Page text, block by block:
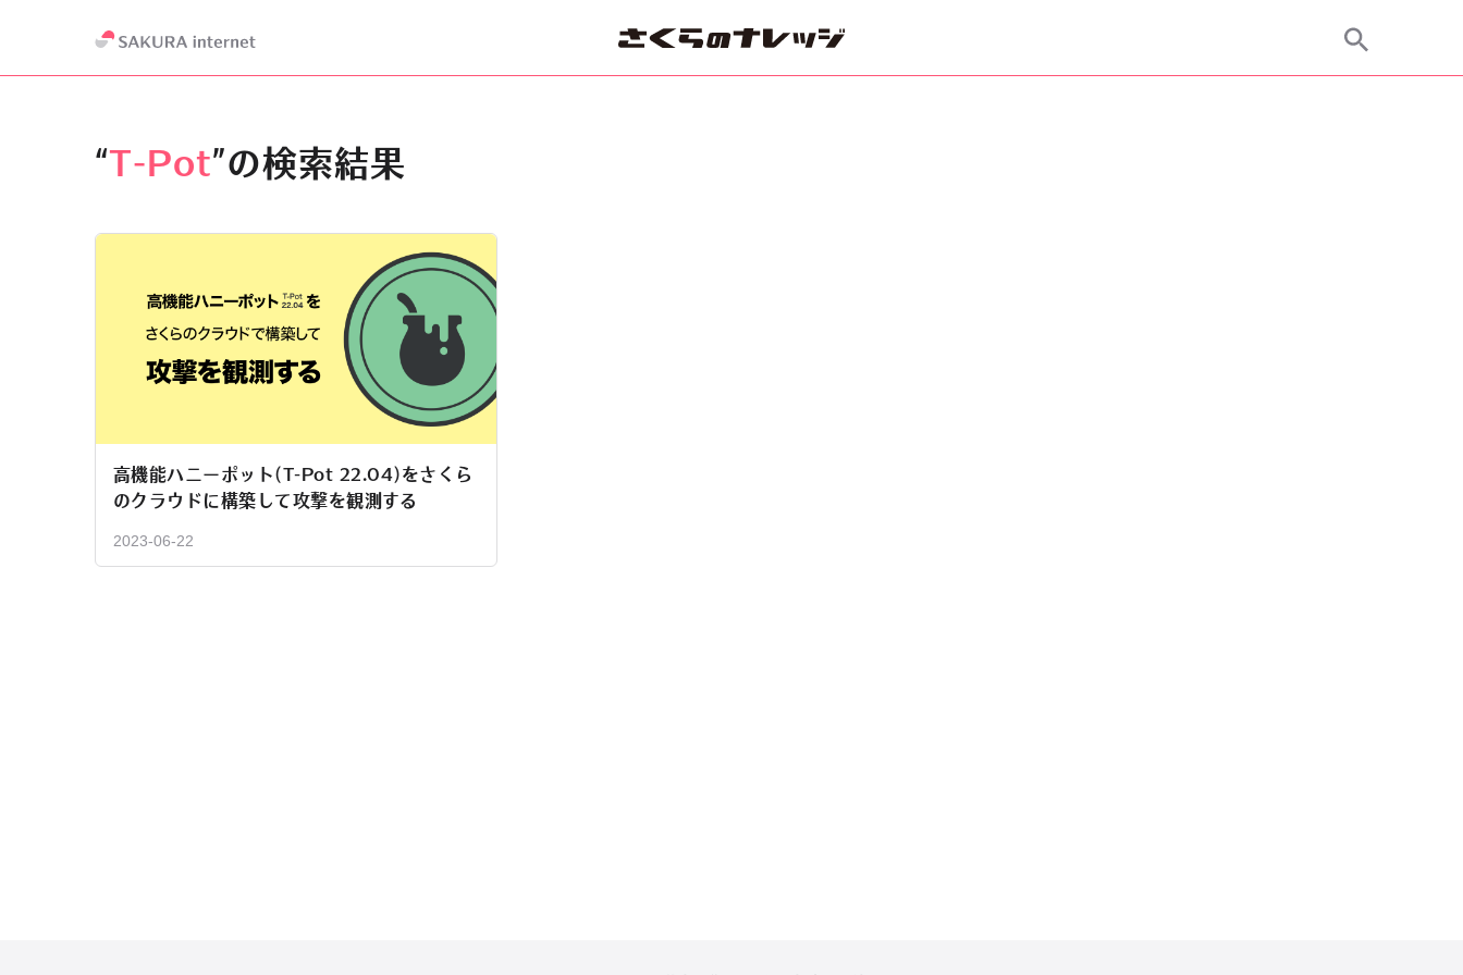
“T-Pot”の検索結果
高機能ハニーポット(T-Pot 22.04)をさくら
のクラウドに構築して攻撃を観測する
2023-06-22